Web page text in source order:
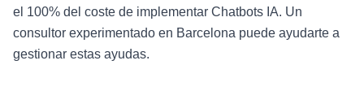
el 100% del coste de implementar Chatbots IA. Un
consultor experimentado en Barcelona puede ayudarte a
gestionar estas ayudas.